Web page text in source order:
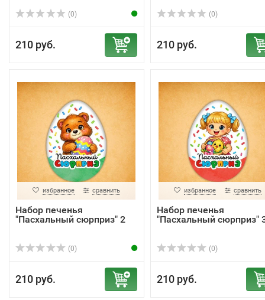
(0)
210 руб.
(0)
210 руб.
избранное сравнить
Набор печенья
"Пасхальный сюрприз" 2
(0)
210 руб.
избранное сравнить
Набор печенья
"Пасхальный сюрприз"
(0)
210 руб.